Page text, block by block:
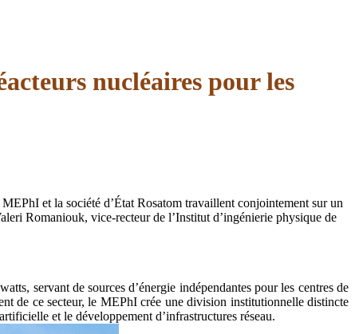
nucléaires pour les
et la société d’État Rosatom travaillent conjointement sur un
Romaniouk, vice-recteur de l’Institut d’ingénierie physique de
servant de sources d’énergie indépendantes pour les centres de
de ce secteur, le MEPhI crée une division institutionnelle distincte
et le développement d’infrastructures réseau.